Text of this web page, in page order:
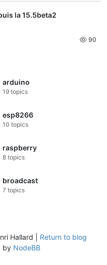
la 15.5beta2
90
arduino
19 topics
esp8266
10 topics
raspberry
8 topics
broadcast
7 topics
Hallard | Return to blog
by NodeBB